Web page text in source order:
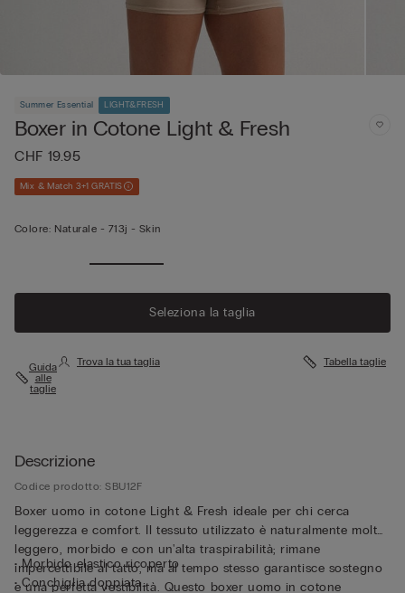
Summer Essential LIGHT&FRESH
Boxer in Cotone Light & Fresh
CHF 19.95
Mix & Match 3+1 GRATIS
Colore: Naturale - 713j - Skin
Seleziona la taglia
Guida
alle
taglie
Trova la tua taglia Tabella taglie
Descrizione
Codice prodotto: SBU12F
Boxer uomo in cotone Light & Fresh ideale per chi cerca
leggerezza e comfort. Il tessuto utilizzato è naturalmente molto
leggero, morbido e con un'alta traspirabilità; rimane
impercettibile al tatto, ma al tempo stesso garantisce sostegno
e una perfetta vestibilità. Questo boxer uomo in cotone
• Morbido elastico ricoperto
• Conchiglia doppiata